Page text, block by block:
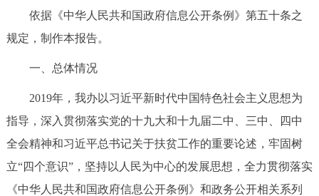
政策兑现
政务服务
法人服务 部门服务
依据《中华人民共和国政府信息公开条例》第五十条之
规定，制作本报告。
一、总体情况
2019年，我办以习近平新时代中国特色社会主义思想为
指导，深入贯彻落实党的十九大和十九届二中、三中、四中
全会精神和习近平总书记关于扶贫工作的重要论述，牢固树
立“四个意识”，坚持以人民为中心的发展思想，全力贯彻落实
《中华人民共和国政府信息公开条例》和政务公开相关系列